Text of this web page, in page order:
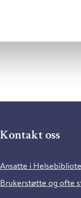
Kontakt oss
Ansatte i
Brukerstøtte og ofte